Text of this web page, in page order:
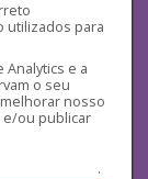
utilizados para
Analytics e a
o seu
nosso
e/ou publicar
.